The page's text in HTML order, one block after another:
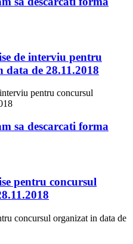
de interviu pentru
de 28.11.2018
pentru concursul
sa descarcati forma
pentru concursul
concursul organizat in data de